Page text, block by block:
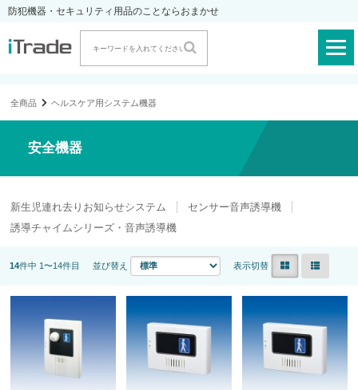
防犯機器・セキュリティ用品のことならおまかせ
全商品 ヘルスケア用システム機器
安全機器
新生児連れ去りお知らせシステム
センサー音声誘導機
誘導チャイムシリーズ・音声誘導機
14件中 1〜14件目 並び替え 表示切替